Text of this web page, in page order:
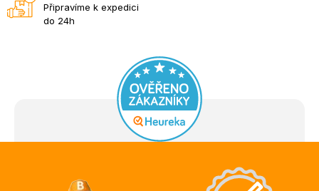
Připravíme k expedici
do 24h